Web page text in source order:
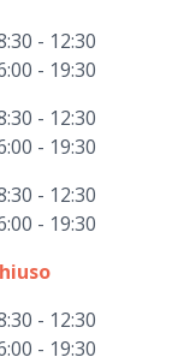
- 12:30
- 19:30
- 12:30
- 19:30
- 12:30
- 19:30
- 12:30
- 19:30